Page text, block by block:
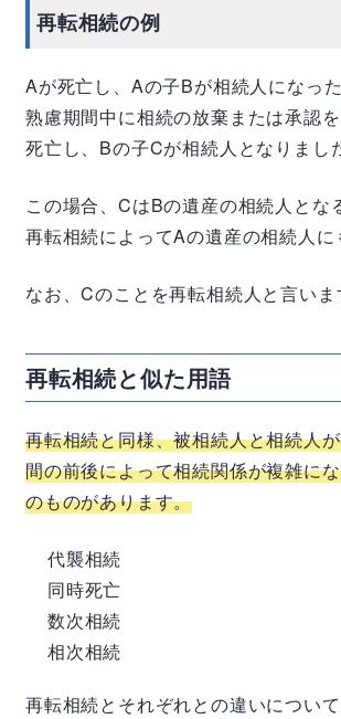
再転相続の例
Aが死亡し、 Aの子Bが相続人になっ
熟慮期間中に相続の放棄または承認を
死亡し、 Bの子Cが相続人となりまし
この場合、 CはBの遺産の相続人とな
再転相続によってAの遺産の相続人に
なお、Cのことを再転相続人と言いま
再転相続と似た用語
再転相続と同様、被相続人と相続人
間の前後によって相続関係が複雑に
のものがあります。
代襲相続
同時死亡
数次相続
相次相続
再転相続とそれぞれとの違いについ